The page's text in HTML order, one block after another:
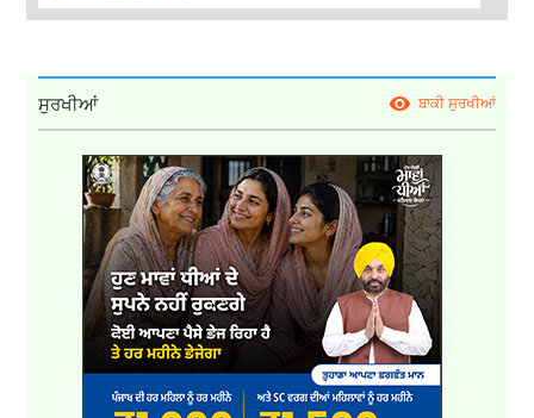
ਸੁਰਖੀਆਂ ਬਾਕੀ ਸੁਰਖੀਆਂ